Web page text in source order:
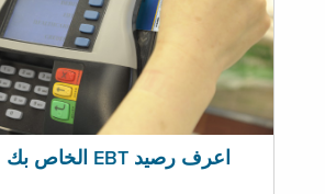
اعرف رصيد EBT الخاص بك